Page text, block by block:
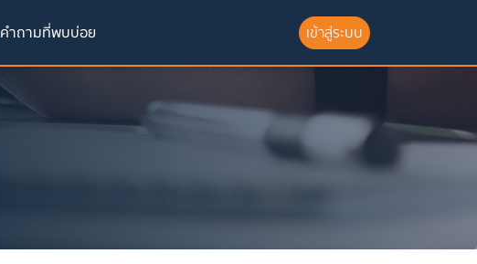
คำถามที่พบบ่อย เข้าสู่ระบบ